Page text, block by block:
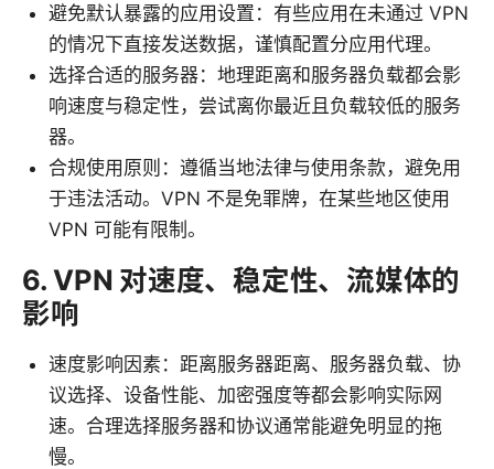
避免默认暴露的应用设置：有些应用在未通过 VPN
的情况下直接发送数据，谨慎配置分应用代理。
选择合适的服务器：地理距离和服务器负载都会影
响速度与稳定性，尝试离你最近且负载较低的服务
器。
合规使用原则：遵循当地法律与使用条款，避免用
于违法活动。VPN 不是免罪牌，在某些地区使用
VPN 可能有限制。
6. VPN 对速度、稳定性、流媒体的
影响
速度影响因素：距离服务器距离、服务器负载、协
议选择、设备性能、加密强度等都会影响实际网
速。合理选择服务器和协议通常能避免明显的拖
慢。